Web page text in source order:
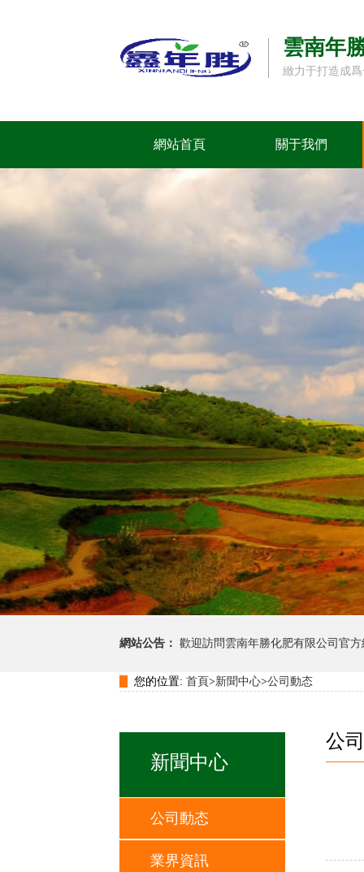
雲南年
緻力于打造成
網站首頁 關于我們
網站公告： 歡迎訪問雲南年勝化肥有限公司官方
您的位置: 首頁>新聞中心>公司動态
新聞中心
公司動态
業界資訊
公